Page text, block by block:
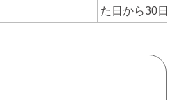
た日から30日